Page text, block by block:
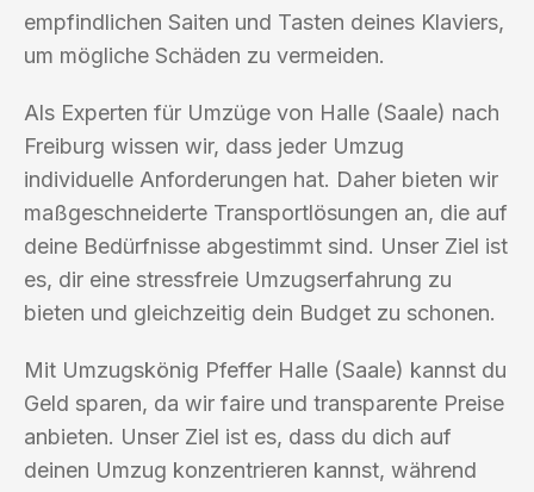
empfindlichen Saiten und Tasten deines Klaviers,
um mögliche Schäden zu vermeiden.
Als Experten für Umzüge von Halle (Saale) nach
Freiburg wissen wir, dass jeder Umzug
individuelle Anforderungen hat. Daher bieten wir
maßgeschneiderte Transportlösungen an, die auf
deine Bedürfnisse abgestimmt sind. Unser Ziel ist
es, dir eine stressfreie Umzugserfahrung zu
bieten und gleichzeitig dein Budget zu schonen.
Mit Umzugskönig Pfeffer Halle (Saale) kannst du
Geld sparen, da wir faire und transparente Preise
anbieten. Unser Ziel ist es, dass du dich auf
deinen Umzug konzentrieren kannst, während